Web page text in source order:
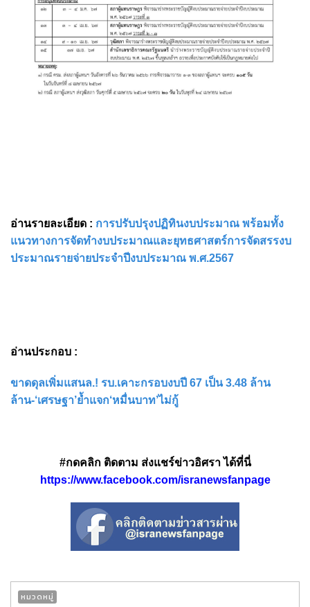
อ่านรายละเอียด : การปรับปรุงปฏิทินงบประมาณ พร้อมทั้ง
แนวทางการจัดทำงบประมาณและยุทธศาสตร์การจัดสรรงบ
ประมาณรายจ่ายประจำปีงบประมาณ พ.ศ.2567
อ่านประกอบ :
ขาดดุลเพิ่มแสนล.! รบ.เคาะกรอบงบปี 67 เป็น 3.48 ล้าน
ล้าน-‘เศรษฐา’ย้ำแจก‘หมื่นบาท’ไม่กู้
#กดคลิก ติดตาม ส่งแชร์ข่าวอิศรา ได้ที่นี่
https://www.facebook.com/isranewsfanpage
หมวดหมู่